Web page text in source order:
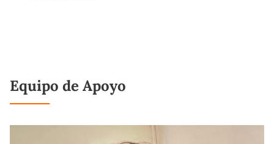
Equipo de Apoyo